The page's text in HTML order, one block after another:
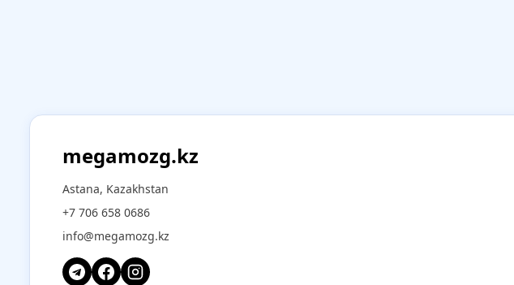
megamozg.kz
Astana, Kazakhstan
+7 706 658 0686
info@megamozg.kz